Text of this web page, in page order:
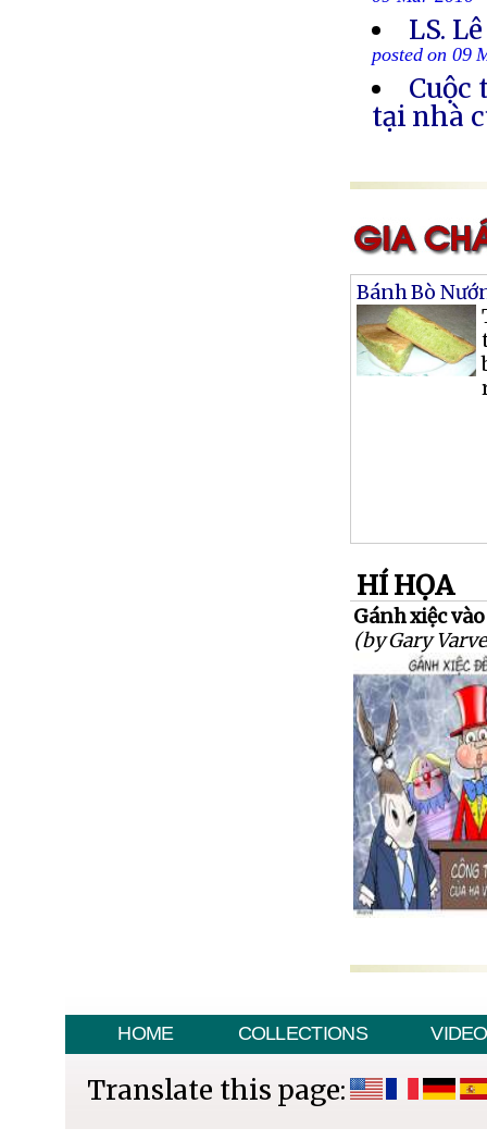
LS.
posted on 09
Cuộc
tại nhà
Bánh Bò
HÍ HỌA
Gánh xiệc
(by Gary
HOME COLLECTIONS VIDEO
Translate this page: